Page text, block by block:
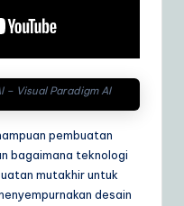
– Visual Paradigm AI
pembuatan
bagaimana teknologi
mutakhir untuk
desain